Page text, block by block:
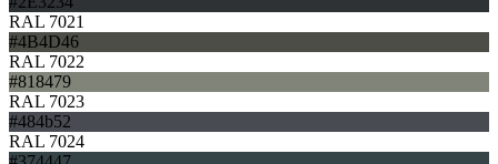
RAL 7021
#4B4D46
RAL 7022
#818479
RAL 7023
#484b52
RAL 7024